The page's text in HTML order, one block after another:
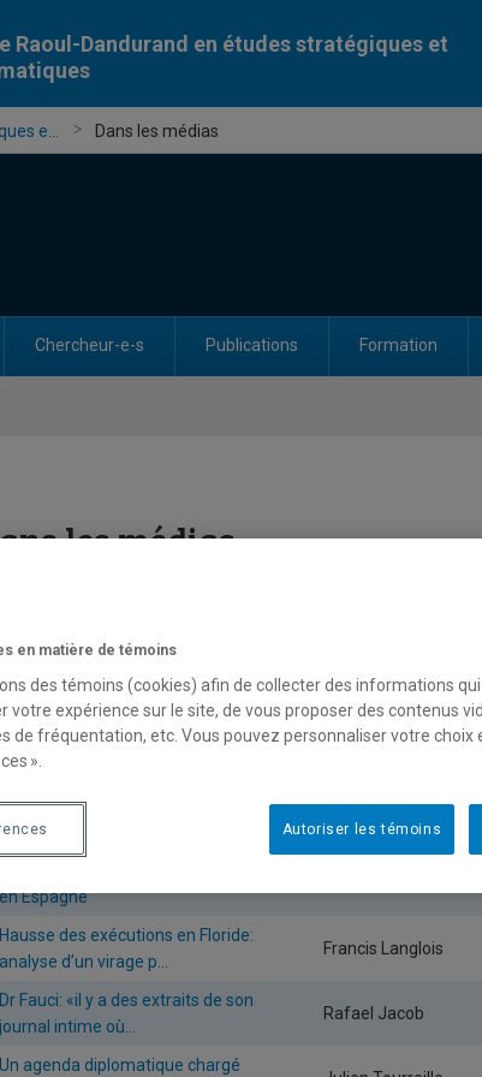
Raoul-Dandurand en études stratégiques et
e... Dans les médias
Chercheur-e-s Publications Formation
les médias
Filtrer les articles par :
articles
Titre Chercheur-E
en Espagne
Hausse des exécutions en Floride:
analyse d’un virage p...
Francis Langlois
Dr Fauci: «il y a des extraits de son
journal intime où...
Rafael Jacob
Un agenda diplomatique chargé
en matière de témoins
des témoins (cookies) afin de collecter des informations
votre expérience sur le site, de vous proposer des contenus
de fréquentation, etc. Vous pouvez personnaliser votre choix
».
Autoriser les témoins